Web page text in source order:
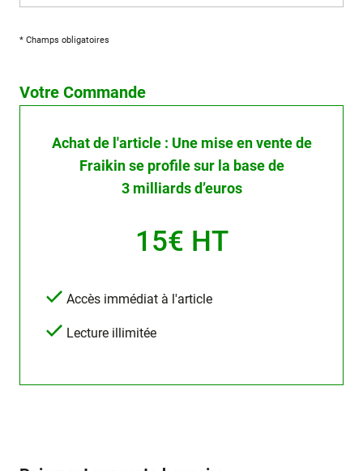
* Champs obligatoires
Votre Commande
Achat de l'article : Une mise en vente de
Fraikin se profile sur la base de
3 milliards d’euros
15€ HT
Accès immédiat à l'article
Lecture illimitée